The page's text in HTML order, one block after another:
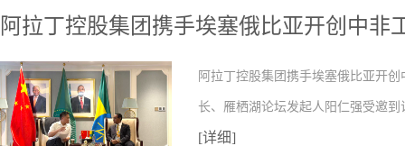
阿拉丁控股集团携手埃塞俄比亚开创中非
阿拉丁控股集团携手埃塞俄比亚开
长、雁栖湖论坛发起人阳仁强受邀
[详细]